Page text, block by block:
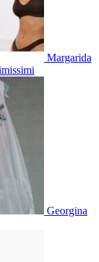
Margarida
Georgina